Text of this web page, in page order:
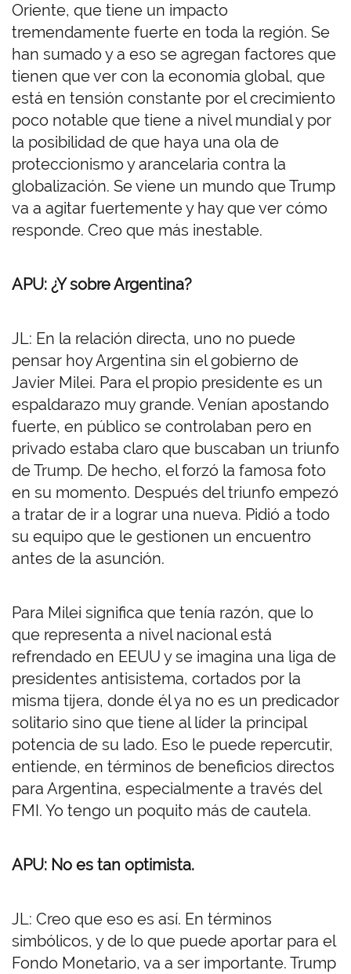
Oriente, que tiene un impacto
tremendamente fuerte en toda la región. Se
han sumado y a eso se agregan factores que
tienen que ver con la economía global, que
está en tensión constante por el crecimiento
poco notable que tiene a nivel mundial y por
la posibilidad de que haya una ola de
proteccionismo y arancelaria contra la
globalización. Se viene un mundo que Trump
va a agitar fuertemente y hay que ver cómo
responde. Creo que más inestable.
APU: ¿Y sobre Argentina?
JL: En la relación directa, uno no puede
pensar hoy Argentina sin el gobierno de
Javier Milei. Para el propio presidente es un
espaldarazo muy grande. Venían apostando
fuerte, en público se controlaban pero en
privado estaba claro que buscaban un triunfo
de Trump. De hecho, el forzó la famosa foto
en su momento. Después del triunfo empezó
a tratar de ir a lograr una nueva. Pidió a todo
su equipo que le gestionen un encuentro
antes de la asunción.
Para Milei significa que tenía razón, que lo
que representa a nivel nacional está
refrendado en EEUU y se imagina una liga de
presidentes antisistema, cortados por la
misma tijera, donde él ya no es un predicador
solitario sino que tiene al líder la principal
potencia de su lado. Eso le puede repercutir,
entiende, en términos de beneficios directos
para Argentina, especialmente a través del
FMI. Yo tengo un poquito más de cautela.
APU: No es tan optimista.
JL: Creo que eso es así. En términos
simbólicos, y de lo que puede aportar para el
Fondo Monetario, va a ser importante. Trump